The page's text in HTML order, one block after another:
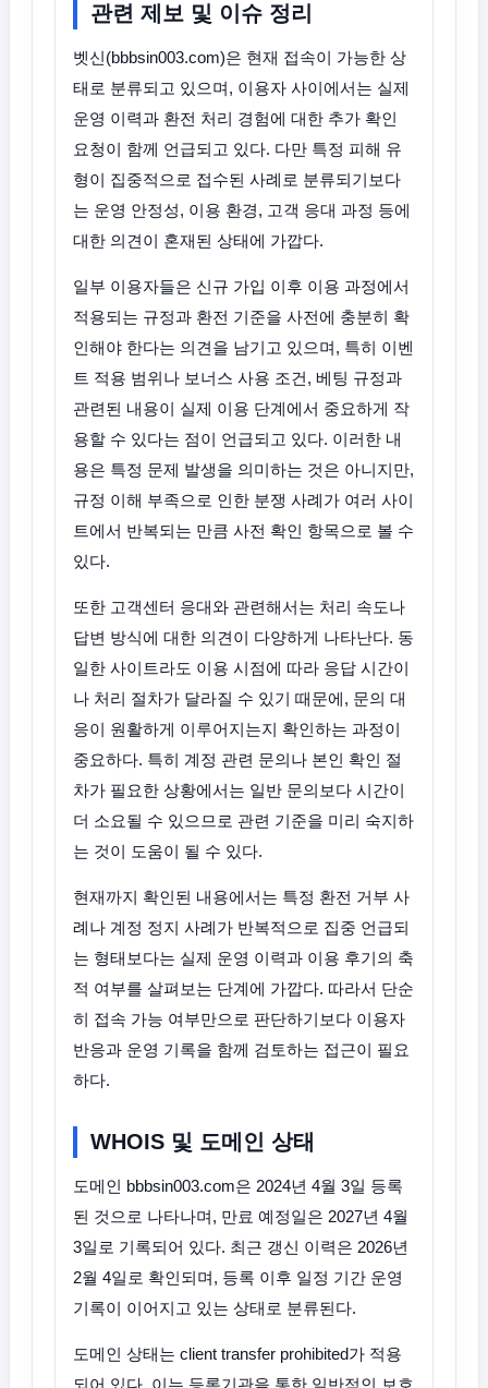
관련 제보 및 이슈 정리
벳신(bbbsin003.com)은 현재 접속이 가능한 상
태로 분류되고 있으며, 이용자 사이에서는 실제
운영 이력과 환전 처리 경험에 대한 추가 확인
요청이 함께 언급되고 있다. 다만 특정 피해 유
형이 집중적으로 접수된 사례로 분류되기보다
는 운영 안정성, 이용 환경, 고객 응대 과정 등에
대한 의견이 혼재된 상태에 가깝다.
일부 이용자들은 신규 가입 이후 이용 과정에서
적용되는 규정과 환전 기준을 사전에 충분히 확
인해야 한다는 의견을 남기고 있으며, 특히 이벤
트 적용 범위나 보너스 사용 조건, 베팅 규정과
관련된 내용이 실제 이용 단계에서 중요하게 작
용할 수 있다는 점이 언급되고 있다. 이러한 내
용은 특정 문제 발생을 의미하는 것은 아니지만,
규정 이해 부족으로 인한 분쟁 사례가 여러 사이
트에서 반복되는 만큼 사전 확인 항목으로 볼 수
있다.
또한 고객센터 응대와 관련해서는 처리 속도나
답변 방식에 대한 의견이 다양하게 나타난다. 동
일한 사이트라도 이용 시점에 따라 응답 시간이
나 처리 절차가 달라질 수 있기 때문에, 문의 대
응이 원활하게 이루어지는지 확인하는 과정이
중요하다. 특히 계정 관련 문의나 본인 확인 절
차가 필요한 상황에서는 일반 문의보다 시간이
더 소요될 수 있으므로 관련 기준을 미리 숙지하
는 것이 도움이 될 수 있다.
현재까지 확인된 내용에서는 특정 환전 거부 사
례나 계정 정지 사례가 반복적으로 집중 언급되
는 형태보다는 실제 운영 이력과 이용 후기의 축
적 여부를 살펴보는 단계에 가깝다. 따라서 단순
히 접속 가능 여부만으로 판단하기보다 이용자
반응과 운영 기록을 함께 검토하는 접근이 필요
하다.
WHOIS 및 도메인 상태
도메인 bbbsin003.com은 2024년 4월 3일 등록
된 것으로 나타나며, 만료 예정일은 2027년 4월
3일로 기록되어 있다. 최근 갱신 이력은 2026년
2월 4일로 확인되며, 등록 이후 일정 기간 운영
기록이 이어지고 있는 상태로 분류된다.
도메인 상태는 client transfer prohibited가 적용
되어 있다. 이는 등록기관을 통한 일반적인 보호